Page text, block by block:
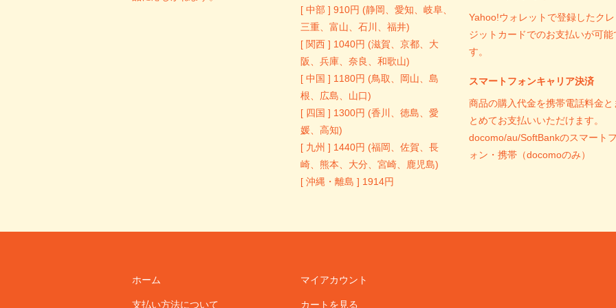
[ 中部 ] 910円 (静岡、愛知、岐阜、
三重、富山、石川、福井)
[ 関西 ] 1040円 (滋賀、京都、大
阪、兵庫、奈良、和歌山)
[ 中国 ] 1180円 (鳥取、岡山、島
根、広島、山口)
[ 四国 ] 1300円 (香川、徳島、愛
媛、高知)
[ 九州 ] 1440円 (福岡、佐賀、長
崎、熊本、大分、宮崎、鹿児島)
[ 沖縄・離島 ] 1914円
Yahoo!ウォレットで登録したクレ
ジットカードでのお支払いが可能
す。
スマートフォンキャリア決済
商品の購入代金を携帯電話料金と
とめてお支払いいただけます。
docomo/au/SoftBankのスマートフ
ォン・携帯（docomoのみ）
ホーム
支払い方法について
マイアカウント
カートを見る